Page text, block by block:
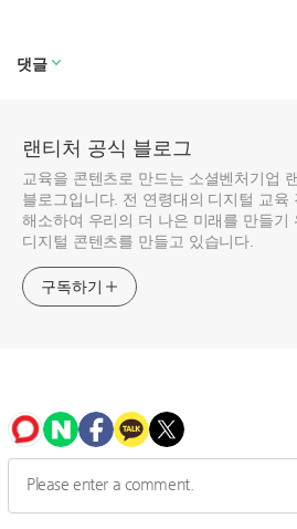
댓글
랜티처 공식 블로그
교육을 콘텐츠로 만드는 소셜벤처기업
블로그입니다. 전 연령대의 디지털 교육
해소하여 우리의 더 나은 미래를 만들기
디지털 콘텐츠를 만들고 있습니다.
구독하기